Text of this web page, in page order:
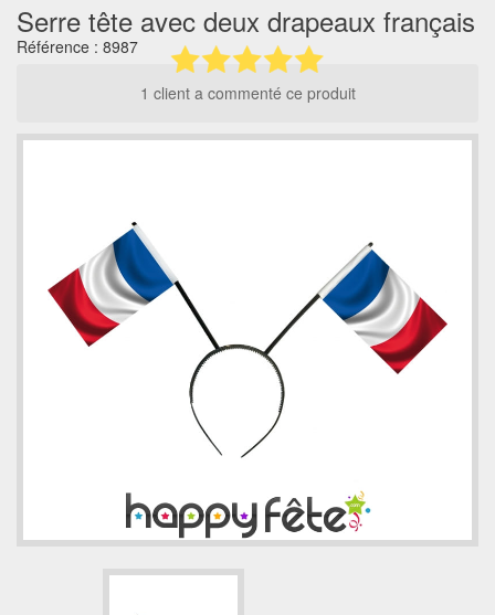
Serre tête avec deux drapeaux français
Référence : 8987
1 client a commenté ce produit